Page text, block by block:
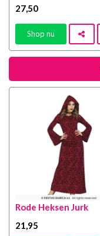
27,50
Shop nu
Rode Heksen Jurk
21,95